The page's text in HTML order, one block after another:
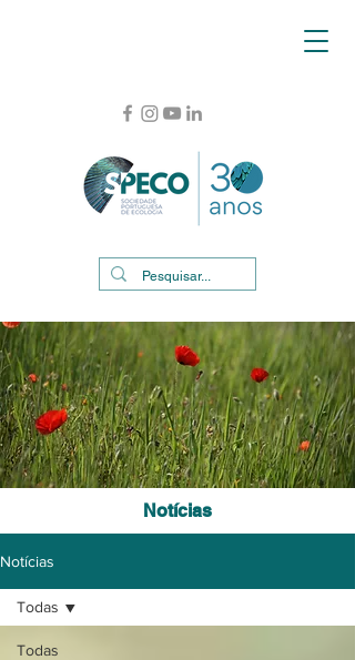
Notícias
Notícias
Todas
Todas